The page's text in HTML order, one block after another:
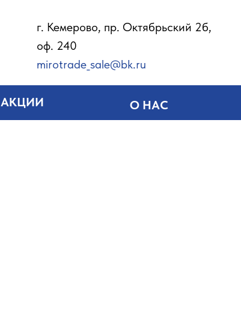
г. Кемерово, пр. Октябрьский 2б,
оф. 240
mirotrade_sale@bk.ru
АКЦИИ О НАС